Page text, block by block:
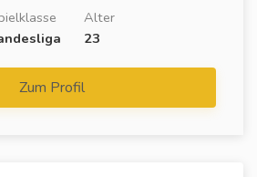
Alter
23
Zum Profil